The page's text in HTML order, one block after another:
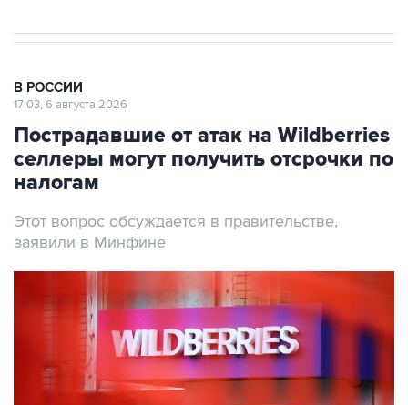
Пострадавшие от атак на Wildberries
селлеры могут получить отсрочки по
налогам
Этот вопрос обсуждается в правительстве,